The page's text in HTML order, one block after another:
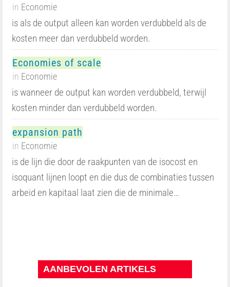
in Economie
is als de output alleen kan worden verdubbeld als de
kosten meer dan verdubbeld worden.
Economies of scale
in Economie
is wanneer de output kan worden verdubbeld, terwijl
kosten minder dan verdubbeld worden.
expansion path
in Economie
is de lijn die door de raakpunten van de isocost en
isoquant lijnen loopt en die dus de combinaties tussen
arbeid en kapitaal laat zien die de minimale…
AANBEVOLEN ARTIKELS